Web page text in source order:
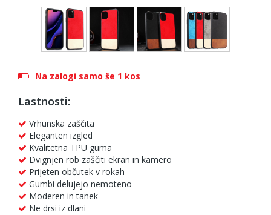
Na zalogi samo še 1 kos
Lastnosti:
Vrhunska zaščita
Eleganten izgled
Kvalitetna TPU guma
Dvignjen rob zaščiti ekran in kamero
Prijeten občutek v rokah
Gumbi delujejo nemoteno
Moderen in tanek
Ne drsi iz dlani